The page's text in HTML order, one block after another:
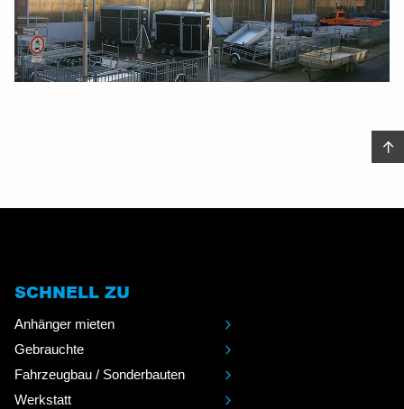
SCHNELL ZU
Anhänger mieten
Gebrauchte
Fahrzeugbau / Sonderbauten
Werkstatt